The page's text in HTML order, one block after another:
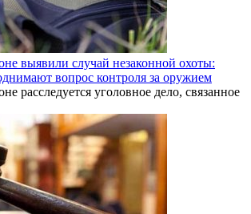
выявили случай незаконной охоты:
вопрос контроля за оружием
расследуется уголовное дело, связанное